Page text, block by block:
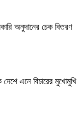
অনুদানের চেক বিতরণ
এনে বিচারের মুখোমুখি